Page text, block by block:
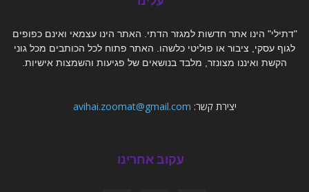
"דתילי" הינו אתר חדשות למגזר הדתי. האתר הינו עצמאי ואינם כפופים
לגוף עסקי, ציבור או פוליטי כלשהו. האתר פתוח לכל הכותבים מכל גוני
הקשת ואיננו מצונזר, מלבד בנושאים של פגיעות והשמצות אישיות.
יצירת קשר: avihai.zoomat@gmail.com
עקוב אחרינו